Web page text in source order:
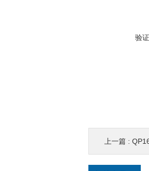
验
上一篇 :